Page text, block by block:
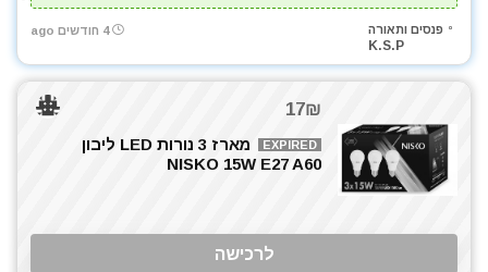
פנסים ותאורה
K.S.P
4 חודשים ago
17₪
EXPIRED
מארז 3 נורות LED ליבון
NISKO 15W E27 A60
לרכישה